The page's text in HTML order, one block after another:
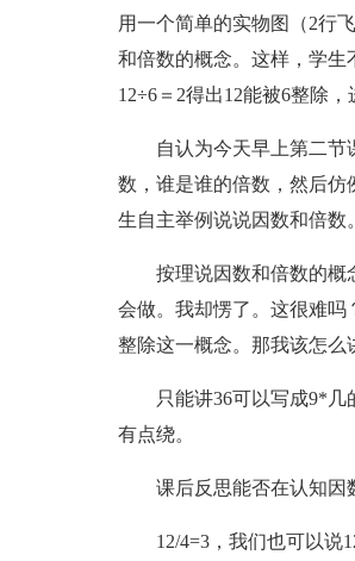
用一个简单的实物图（2行
和倍数的概念。这样，学生
12÷6＝2得出12能被6整除
自认为今天早上第二节课
数，谁是谁的倍数，然后仿
生自主举例说说因数和倍数
按理说因数和倍数的概念
会做。我却愣了。这很难吗
整除这一概念。那我该怎么
只能讲36可以写成9*几的
有点绕。
课后反思能否在认知因数
12/4=3，我们也可以说12